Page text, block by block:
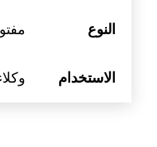
النوع
الاستخدام